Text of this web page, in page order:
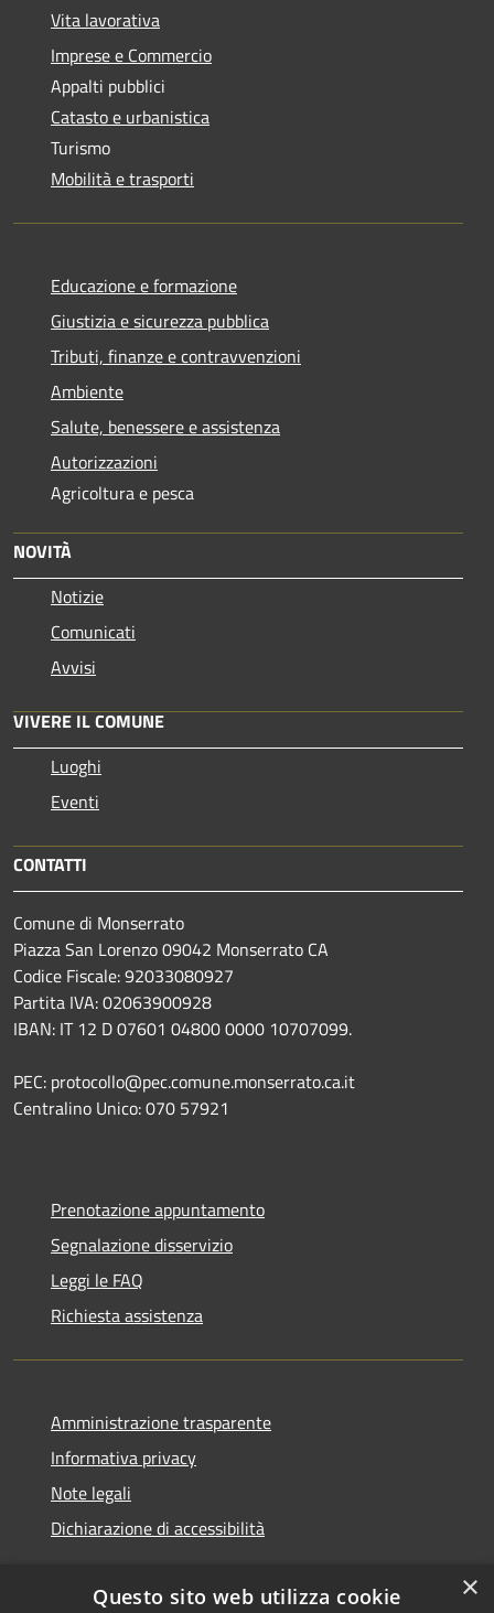
Vita lavorativa
Imprese e Commercio
Appalti pubblici
Catasto e urbanistica
Turismo
Mobilità e trasporti
Educazione e formazione
Giustizia e sicurezza pubblica
Tributi, finanze e contravvenzioni
Ambiente
Salute, benessere e assistenza
Autorizzazioni
Agricoltura e pesca
NOVITÀ
Notizie
Comunicati
Avvisi
VIVERE IL COMUNE
Luoghi
Eventi
CONTATTI
Comune di Monserrato
Piazza San Lorenzo 09042 Monserrato CA
Codice Fiscale: 92033080927
Partita IVA: 02063900928
IBAN: IT 12 D 07601 04800 0000 10707099.
PEC: protocollo@pec.comune.monserrato.ca.it
Centralino Unico: 070 57921
Prenotazione appuntamento
Segnalazione disservizio
Leggi le FAQ
Richiesta assistenza
Amministrazione trasparente
Informativa privacy
Note legali
Dichiarazione di accessibilità
×
Questo sito web utilizza cookie